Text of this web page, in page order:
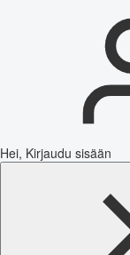
Hei, Kirjaudu sisään